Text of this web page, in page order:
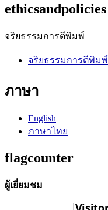
ethicsandpolicies
จริยธรรมการตีพิมพ์
จริยธรรมการตีพิมพ์
ภาษา
English
ภาษาไทย
flagcounter
ผู้เยี่ยมชม